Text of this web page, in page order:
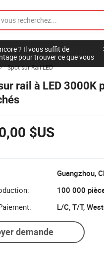
? Il vous suffit de
pour trouver ce que vous
Spot sur Rail LED
rail à LED 3000K
$US
Guangzhou,
100 000
L/C, T/T,
demande